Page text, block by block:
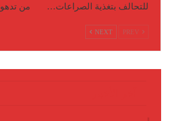
للتحالف بتغذية الصراعات…
من
NEXT